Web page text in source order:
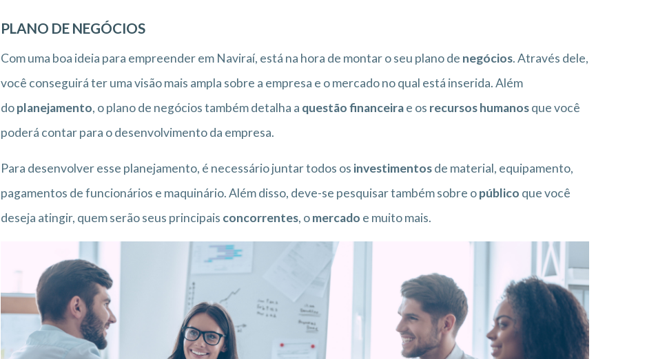
PLANO DE NEGÓCIOS
Com uma boa ideia para empreender em Naviraí, está na hora de montar o seu plano de negócios. Através dele,
você conseguirá ter uma visão mais ampla sobre a empresa e o mercado no qual está inserida. Além
doplanejamento, o plano de negócios também detalha a questão financeirae os recursos humanosque você
poderá contar para o desenvolvimento da empresa.
Para desenvolver esse planejamento, é necessário juntar todos os investimentosde material, equipamento,
pagamentos de funcionários e maquinário. Além disso, deve-se pesquisar também sobre opúblico que você
deseja atingir, quem serão seus principais concorrentes, omercado e muito mais.